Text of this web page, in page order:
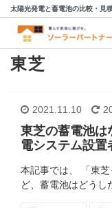
太陽光発電と蓄電池の比較・見
東芝
2021.11.10
東芝の蓄電池は
電システム設置
本記事では、 「東
ど、蓄電池はどう